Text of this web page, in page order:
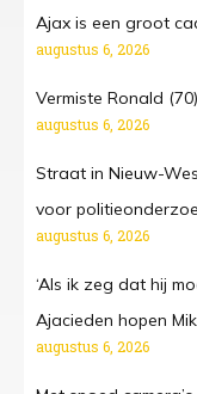
Ajax is een groot
augustus 6, 2026
Vermiste Ronald
augustus 6, 2026
Straat in Nieuw-
voor
augustus 6, 2026
‘Als ik zeg dat hij
Ajacieden hopen
augustus 6, 2026